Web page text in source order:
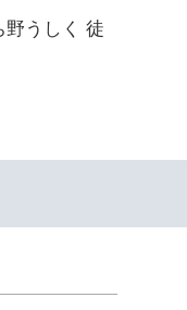
野うしく 徒